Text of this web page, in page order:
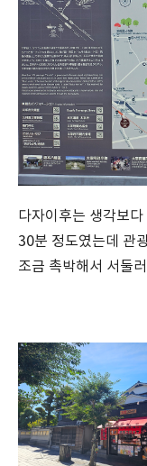
다자이후는 생각보
30분 정도였는데 관
조금 촉박해서 서둘